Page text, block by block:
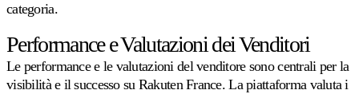
categoria.
Performance e Valutazioni dei Venditori
Le performance e le valutazioni del venditore sono centrali per la
visibilità e il successo su Rakuten France. La piattaforma valuta i